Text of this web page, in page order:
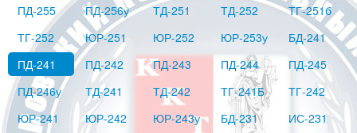
ПД-255
ПД-256у ТД-251 ТД-252
ТГ-251б
ТГ-252
ЮР-251 ЮР-252 ЮР-253у
БД-241
ПД-241
ПД-242 ПД-243 ПД-244
ПД-245
ПД-246у
ТД-241 ТД-242 ТГ-241Б
ТГ-242
ЮР-241
ЮР-242 ЮР-243у БД-231
ИС-231